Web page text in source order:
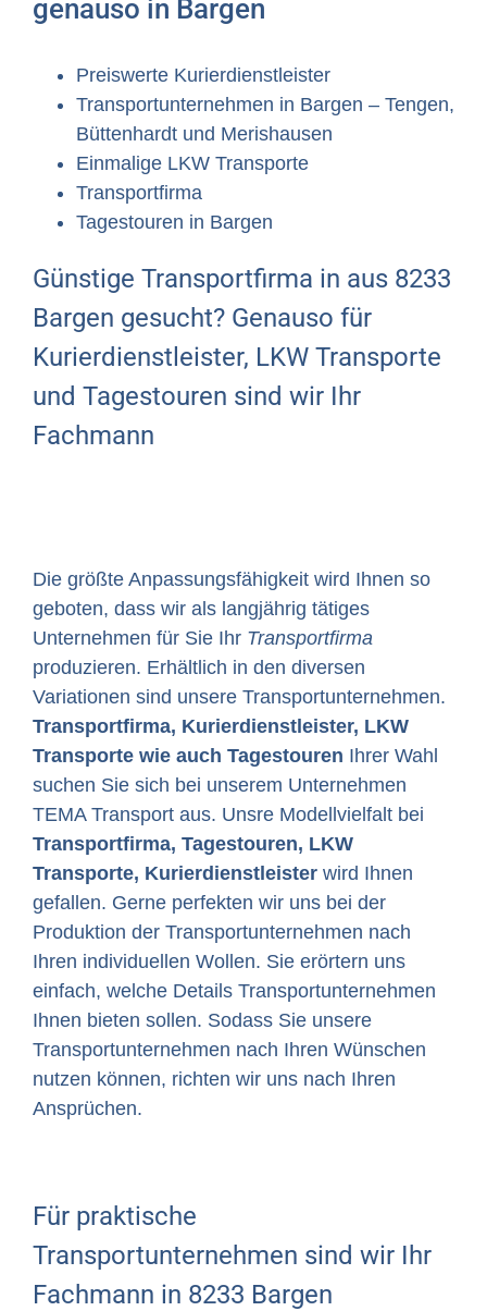
genauso in Bargen
Preiswerte Kurierdienstleister
Transportunternehmen in Bargen – Tengen,
Büttenhardt und Merishausen
Einmalige LKW Transporte
Transportfirma
Tagestouren in Bargen
Günstige Transportfirma in aus 8233
Bargen gesucht? Genauso für
Kurierdienstleister, LKW Transporte
und Tagestouren sind wir Ihr
Fachmann
Die größte Anpassungsfähigkeit wird Ihnen so
geboten, dass wir als langjährig tätiges
Unternehmen für Sie Ihr Transportfirma
produzieren. Erhältlich in den diversen
Variationen sind unsere Transportunternehmen.
Transportfirma, Kurierdienstleister, LKW
Transporte wie auch Tagestouren Ihrer Wahl
suchen Sie sich bei unserem Unternehmen
TEMA Transport aus. Unsre Modellvielfalt bei
Transportfirma, Tagestouren, LKW
Transporte, Kurierdienstleister wird Ihnen
gefallen. Gerne perfekten wir uns bei der
Produktion der Transportunternehmen nach
Ihren individuellen Wollen. Sie erörtern uns
einfach, welche Details Transportunternehmen
Ihnen bieten sollen. Sodass Sie unsere
Transportunternehmen nach Ihren Wünschen
nutzen können, richten wir uns nach Ihren
Ansprüchen.
Für praktische
Transportunternehmen sind wir Ihr
Fachmann in 8233 Bargen